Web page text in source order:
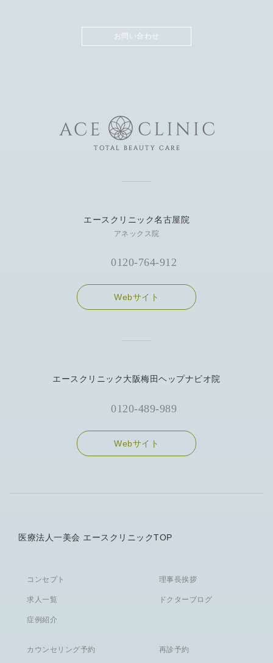
お問い合わせ
エースクリニック名古屋院
アネックス院
0120-764-912
Webサイト
エースクリニック大阪梅田ヘップナビオ院
0120-489-989
Webサイト
医療法人一美会 エースクリニックTOP
コンセプト 理事長挨拶
求人一覧 ドクターブログ
症例紹介
カウンセリング予約 再診予約